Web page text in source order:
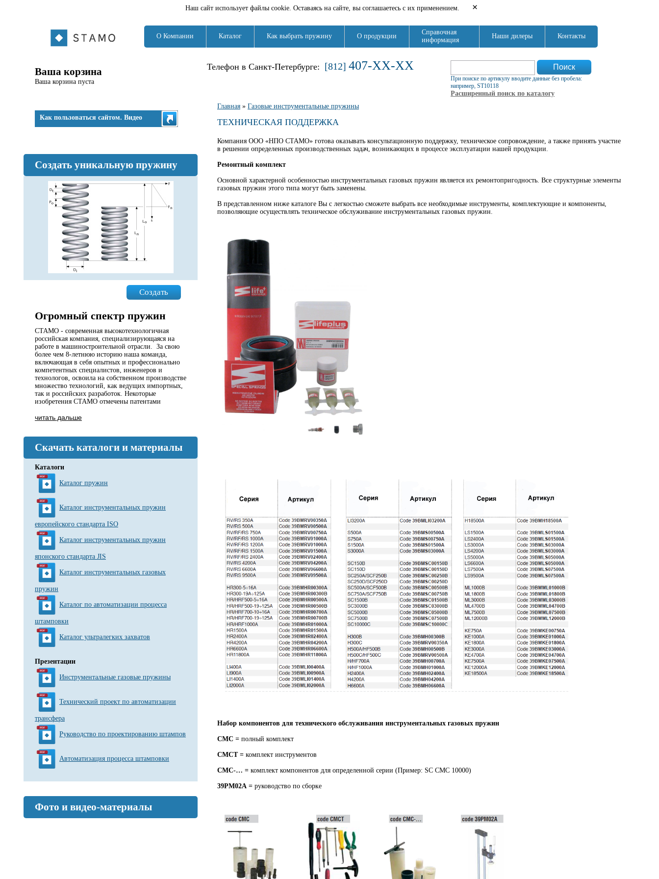
Наш сайт использует файлы cookie. Оставаясь на сайте, вы соглашаетесь с их применением. ×
О Компании Каталог Как выбрать пружину О продукции
Справочная
информация
Наши дилеры Контакты
Телефон в Санкт-Петербурге: [812] 407-XX-XX Форма поиска
Поиск
При поиске по артикулу вводите данные без пробела:
например, ST10118
Расширенный поиск по каталогу
Ваша корзина
Ваша корзина пуста
Как пользоваться сайтом. Видео
Создать уникальную пружину
Создать
Огромный спектр пружин
СТАМО - современная высокотехнологичная
российская компания, специализирующаяся на
работе в машиностроительной отрасли. За свою
более чем 8-летнюю историю наша команда,
включающая в себя опытных и профессионально
компетентных специалистов, инженеров и
технологов, освоила на собственном производстве
множество технологий, как ведущих импортных,
так и российских разработок. Некоторые
изобретения СТАМО отмечены патентами
читать дальше
Скачать каталоги и материалы
Каталоги
Каталог пружин
Каталог инструментальных пружин
европейского стандарта ISO
Каталог инструментальных пружин
японского стандарта JIS
Каталог инструментальных газовых
пружин
Каталог по автоматизации процесса
штамповки
Каталог ультралегких захватов
Презентации
Инструментальные газовые пружины
Технический проект по автоматизации
трансфера
Руководство по проектированию штампов
Автоматизация процесса штамповки
Фото и видео-материалы
Вы здесь
Главная » Газовые инструментальные пружины
ТЕХНИЧЕСКАЯ ПОДДЕРЖКА
Компания ООО «НПО СТАМО» готова оказывать консультационную поддержку, техническое сопровождение, а также принять участие
в решении определенных производственных задач, возникающих в процессе эксплуатации нашей продукции.
Ремонтный комплект
Основной характерной особенностью инструментальных газовых пружин является их ремонтопригодность. Все структурные элементы
газовых пружин этого типа могут быть заменены.
В представленном ниже каталоге Вы с легкостью сможете выбрать все необходимые инструменты, комплектующие и компоненты,
позволяющие осуществлять техническое обслуживание инструментальных газовых пружин.
Набор компонентов для технического обслуживания инструментальных газовых пружин
CMC = полный комплект
CMCT = комплект инструментов
CMC-… = комплект компонентов для определенной серии (Пример: SC CMC 10000)
39PM02A = руководство по сборке